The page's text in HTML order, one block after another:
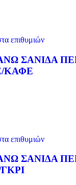
επιθυμιών
ΣΑΝΙΔΑ
ΚΑΦΕ
επιθυμιών
ΣΑΝΙΔΑ